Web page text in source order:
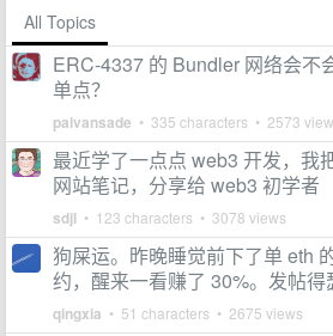
All Topics
ERC-4337 的 Bundler 网络会不
单点？
paivansade • 335 characters • 2573
最近学了一点点 web3 开发，我
网站笔记，分享给 web3 初学者
sdjl • 123 characters • 3078 views
狗屎运。昨晚睡觉前下了单 eth
约，醒来一看赚了 30%。发帖得
qingxia • 51 characters • 2675 views